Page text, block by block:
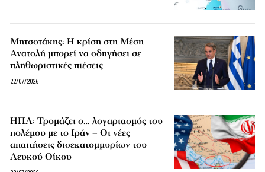
Μητσοτάκης: Η κρίση στη Μέση
Ανατολή μπορεί να οδηγήσει σε
πληθωριστικές πιέσεις
22/07/2026
ΗΠΑ: Τρομάζει ο… λογαριασμός του
πολέμου με το Ιράν – Οι νέες
απαιτήσεις δισεκατομμυρίων του
Λευκού Οίκου